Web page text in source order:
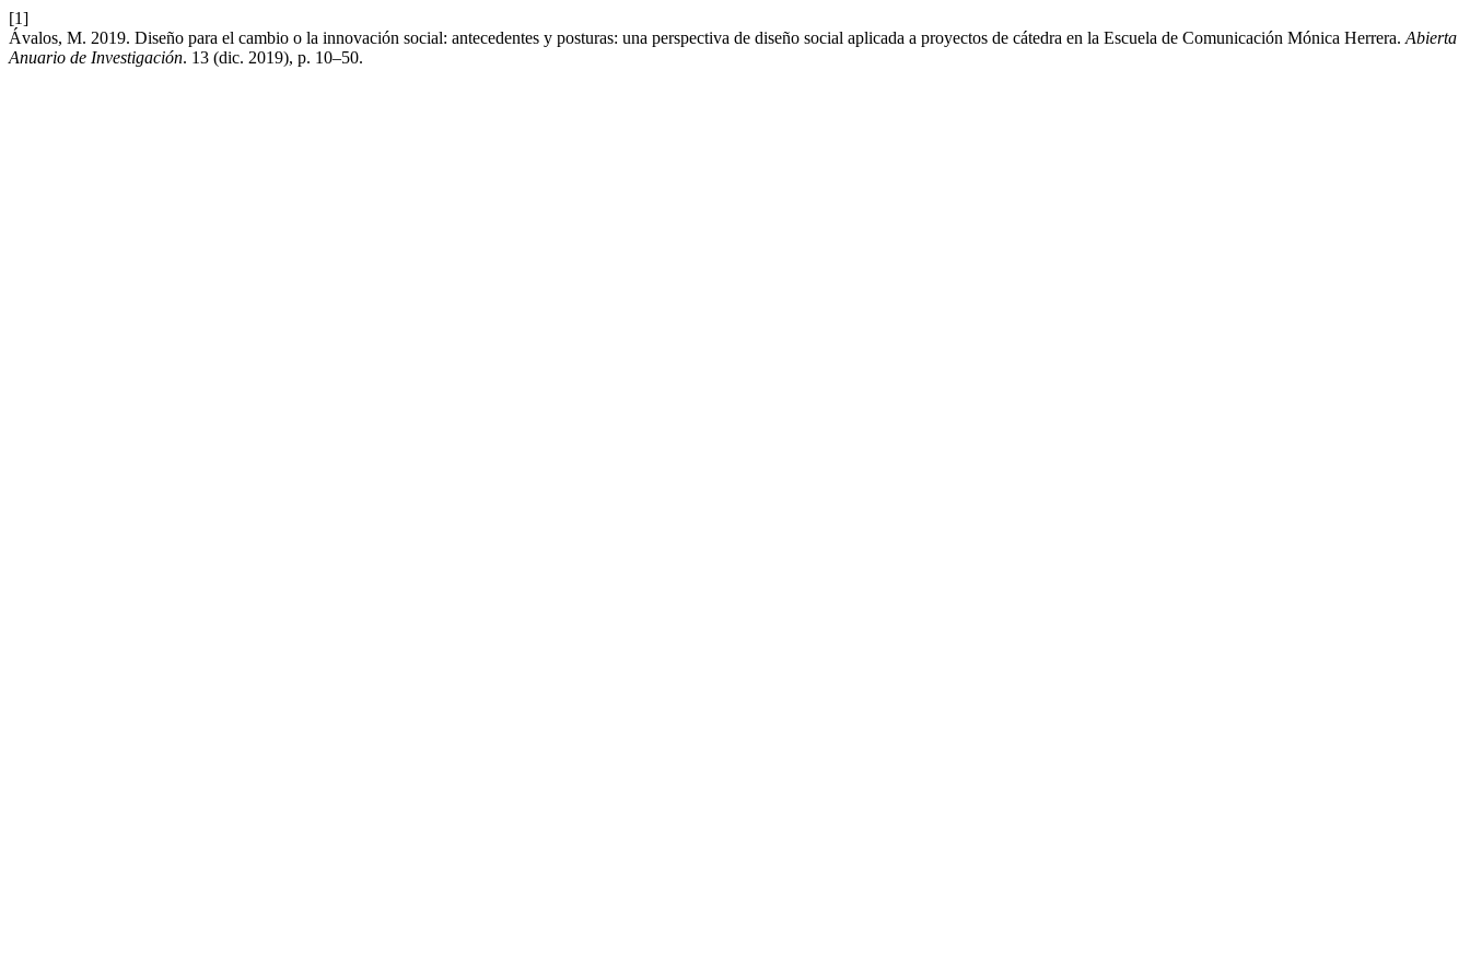
[1]
Ávalos, M. 2019. Diseño para el cambio o la innovación social: antecedentes y posturas: una perspectiva de diseño social aplicada a proyectos de cátedra en la Escuela de Comunicación Mónica Herrera. Abierta
Anuario de Investigación. 13 (dic. 2019), p. 10–50.